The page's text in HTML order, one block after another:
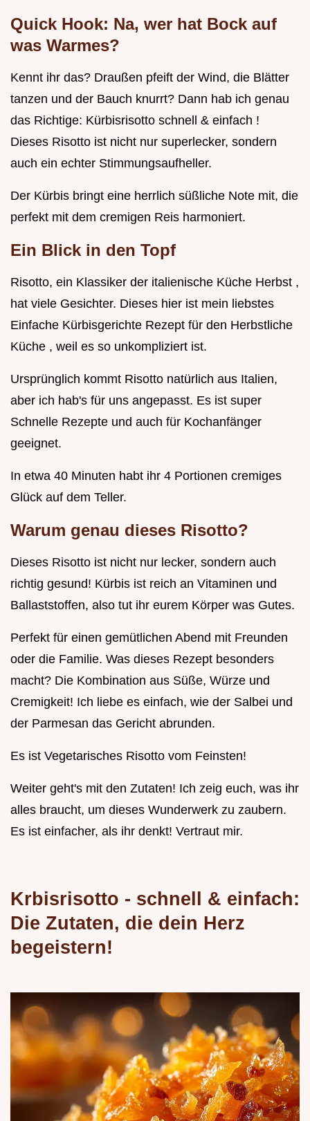
Quick Hook: Na, wer hat Bock auf
was Warmes?
Kennt ihr das? Draußen pfeift der Wind, die Blätter
tanzen und der Bauch knurrt? Dann hab ich genau
das Richtige: Kürbisrisotto schnell & einfach !
Dieses Risotto ist nicht nur superlecker, sondern
auch ein echter Stimmungsaufheller.
Der Kürbis bringt eine herrlich süßliche Note mit, die
perfekt mit dem cremigen Reis harmoniert.
Ein Blick in den Topf
Risotto, ein Klassiker der italienische Küche Herbst ,
hat viele Gesichter. Dieses hier ist mein liebstes
Einfache Kürbisgerichte Rezept für den Herbstliche
Küche , weil es so unkompliziert ist.
Ursprünglich kommt Risotto natürlich aus Italien,
aber ich hab's für uns angepasst. Es ist super
Schnelle Rezepte und auch für Kochanfänger
geeignet.
In etwa 40 Minuten habt ihr 4 Portionen cremiges
Glück auf dem Teller.
Warum genau dieses Risotto?
Dieses Risotto ist nicht nur lecker, sondern auch
richtig gesund! Kürbis ist reich an Vitaminen und
Ballaststoffen, also tut ihr eurem Körper was Gutes.
Perfekt für einen gemütlichen Abend mit Freunden
oder die Familie. Was dieses Rezept besonders
macht? Die Kombination aus Süße, Würze und
Cremigkeit! Ich liebe es einfach, wie der Salbei und
der Parmesan das Gericht abrunden.
Es ist Vegetarisches Risotto vom Feinsten!
Weiter geht's mit den Zutaten! Ich zeig euch, was ihr
alles braucht, um dieses Wunderwerk zu zaubern.
Es ist einfacher, als ihr denkt! Vertraut mir.
Krbisrisotto - schnell & einfach:
Die Zutaten, die dein Herz
begeistern!